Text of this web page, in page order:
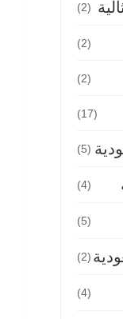
(2)
(2)
(2)
(17)
(5)
(4)
(5)
(2)
(4)